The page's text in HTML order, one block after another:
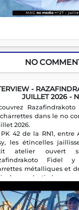
la barque
que tout le
NO
-
JUILLET 2026 -
dans le no
2026.
42 de la RN1, entre
les étincelles
atelier ouvert
Fidel
métalliques et
destinés
il perpétue un